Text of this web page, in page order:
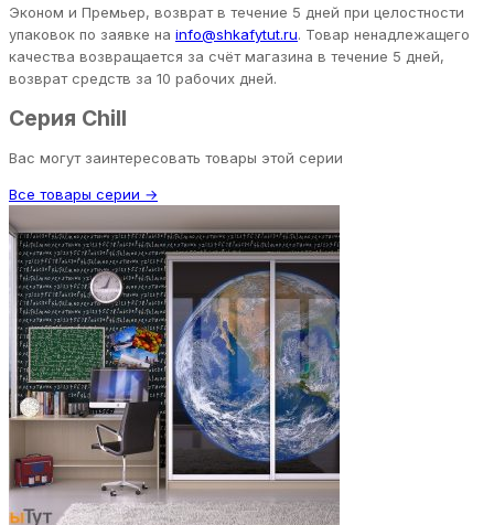
Эконом и Премьер, возврат в течение 5 дней при целостности
упаковок по заявке на info@shkafytut.ru. Товар ненадлежащего
качества возвращается за счёт магазина в течение 5 дней,
возврат средств за 10 рабочих дней.
Серия Chill
Вас могут заинтересовать товары этой серии
Все товары серии →